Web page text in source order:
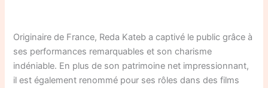
Originaire de France, Reda Kateb a captivé le public grâce à
ses performances remarquables et son charisme
indéniable. En plus de son patrimoine net impressionnant,
il est également renommé pour ses rôles dans des films